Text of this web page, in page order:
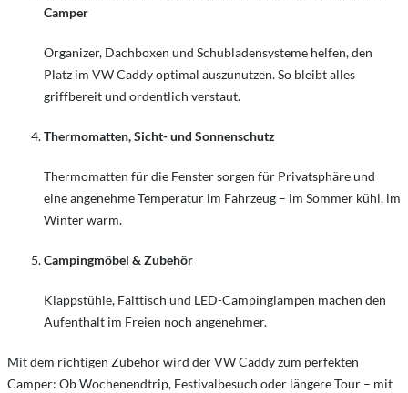
Camper
Organizer, Dachboxen und Schubladensysteme helfen, den
Platz im VW Caddy optimal auszunutzen. So bleibt alles
griffbereit und ordentlich verstaut.
Thermomatten, Sicht- und Sonnenschutz
Thermomatten für die Fenster sorgen für Privatsphäre und
eine angenehme Temperatur im Fahrzeug – im Sommer kühl, im
Winter warm.
Campingmöbel & Zubehör
Klappstühle, Falttisch und LED-Campinglampen machen den
Aufenthalt im Freien noch angenehmer.
Mit dem richtigen Zubehör wird der VW Caddy zum perfekten
Camper: Ob Wochenendtrip, Festivalbesuch oder längere Tour – mit